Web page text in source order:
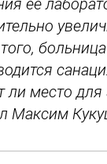
ее
место
Максим